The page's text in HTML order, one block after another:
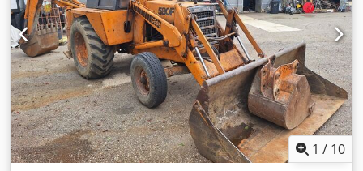
je popravka Podvozje je u dobrom stanju, otprilike 70%
Podne ploče, širina 600 mm Isuzu motor, snage 202 kW CE
sertifikat Dimenzije za transport: 10,8 x 3 x 3,40 m Radna
težina: 35,5 t.
1 / 10